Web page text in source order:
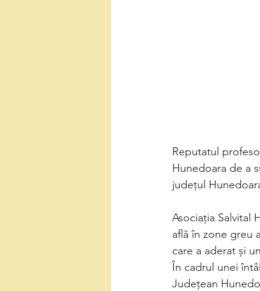
Reputatul
Hunedoara de a
județul
Asociația Salvital
află în zone greu
care a aderat și
În cadrul unei
Județean